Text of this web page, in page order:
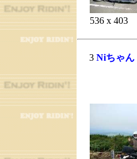
536 x 403
3 Niちゃん